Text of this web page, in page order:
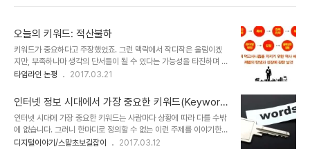
오늘의 키워드: 적산불하
키워드가 중요하다고 주장했었죠. 그런 맥락에서 작디작은 울림이겠
지만, 부족하나마 생각의 단서들이 될 수 있다는 가능성을 타진하며 가
끔 한 가지 키워드를 선정해 물음을 제시하는 형식의 글을 이어가려고
구나 행복할 수 있어야 하고, 그 행복을 위한 조건이 어떤 노력이라는
말로 치장되어서는 안 된다는 생각으로... 그러기 위해 찾아보고, 보다
깊이 살펴볼 필요가 있다는 생각에서. ※ 참고로, 오늘의 키워드에서 제
시될 키워드는 그것이 무엇인지 구체적으로 설명하지는 않습니다. 그
럴 필요도 없을뿐더러 중요한 것은 당연하다고 생각한 것이 실제는 그
타임라인 논평 2017.03.21
인터넷 정보 시대에서 가장 중요한 키워드(Keywor
d)
인터넷 시대에 가장 중요한 키워드는 사람마다 상황에 따라 다를 수밖
에 없습니다. 그러니 한마디로 정의할 수 없는 이런 주제를 이야기한다
는 건 어떤 특정 전제된 사항이 아니고는 말이 되지 않습니다. 당연히
디지털이야기/스맡초보길잡이 2017.03.12